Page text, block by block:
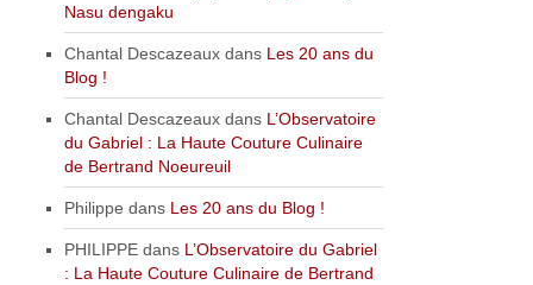
Nasu dengaku
Chantal Descazeaux dans Les 20 ans du
Blog !
Chantal Descazeaux dans L’Observatoire
du Gabriel : La Haute Couture Culinaire
de Bertrand Noeureuil
Philippe dans Les 20 ans du Blog !
PHILIPPE dans L’Observatoire du Gabriel
: La Haute Couture Culinaire de Bertrand